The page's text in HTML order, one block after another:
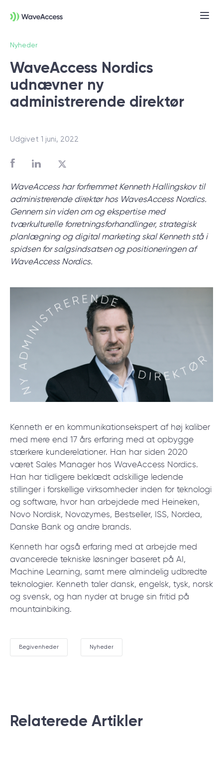
Nyheder
WaveAccess Nordics
udnævner ny
administrerende direktør
Udgivet 1 juni, 2022
WaveAccess har forfremmet Kenneth Hallingskov til
administrerende direktør hos WavesAccess Nordics.
Gennem sin viden om og ekspertise med
tværkulturelle forretningsforhandlinger, strategisk
planlægning og digital marketingskal Kenneth stå i
spidsen for salgsindsatsen og positioneringen af
WaveAccess Nordics.
Kenneth er en kommunikationsekspert af høj kaliber
med mere end 17 års erfaring med at opbygge
stærkere kunderelationer. Han har siden 2020
været Sales Manager hos WaveAccess Nordics.
Han har tidligere beklædt adskillige ledende
stillinger i forskellige virksomheder inden for teknologi
og software, hvor han arbejdede med Heineken,
Novo Nordisk, Novozymes, Bestseller, ISS, Nordea,
Danske Bank og andre brands.
Kenneth har også erfaring med at arbejde med
avancerede tekniske løsninger baseret på AI,
Machine Learning, samt mere almindelig udbredte
teknologier. Kenneth taler dansk, engelsk, tysk, norsk
og svensk, og han nyder at bruge sin fritid på
mountainbiking.
Begivenheder Nyheder
Relaterede Аrtikler
Er du i tvivl om, hvad du
præcist har brug for?
Vi leder dig gennem en discovery session,
så du kan få styr på behov, tekniske krav
og forretningsmål — og komme godt fra
start.
BOOK ET MØDE
/ Blog
+45 20 55 6222
Deutsch
© 2000 – 2026 WaveAccess
, All Rights Reserved.
Privatlivspolitik
Cookiedeklaration